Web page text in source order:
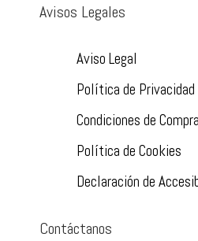
Avisos Legales
Aviso Legal
Política de Privacidad
Condiciones de Compra
Política de Cookies
Declaración de
Contáctanos